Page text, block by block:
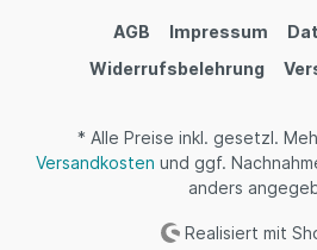
AGB Impressum
Widerrufsbelehrung
* Alle Preise inkl. gesetzl.
Versandkosten und ggf.
anders
Realisiert mit